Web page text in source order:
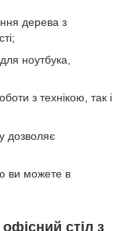
дерева з
ноутбука,
з технікою, так і
дозволяє
ви можете в
стіл з